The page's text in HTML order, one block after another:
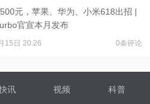
元，苹果、华为、小米618出招 |
官宣本月发布
15日 20:26 0条评论
讯 视频 科普